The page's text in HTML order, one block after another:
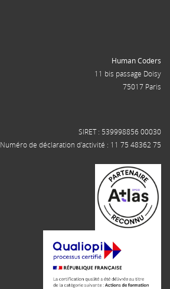
Human Coders
11 bis passage Doisy
75017 Paris
SIRET : 539998856 00030
Numéro de déclaration d'activité : 11 75 48362 75